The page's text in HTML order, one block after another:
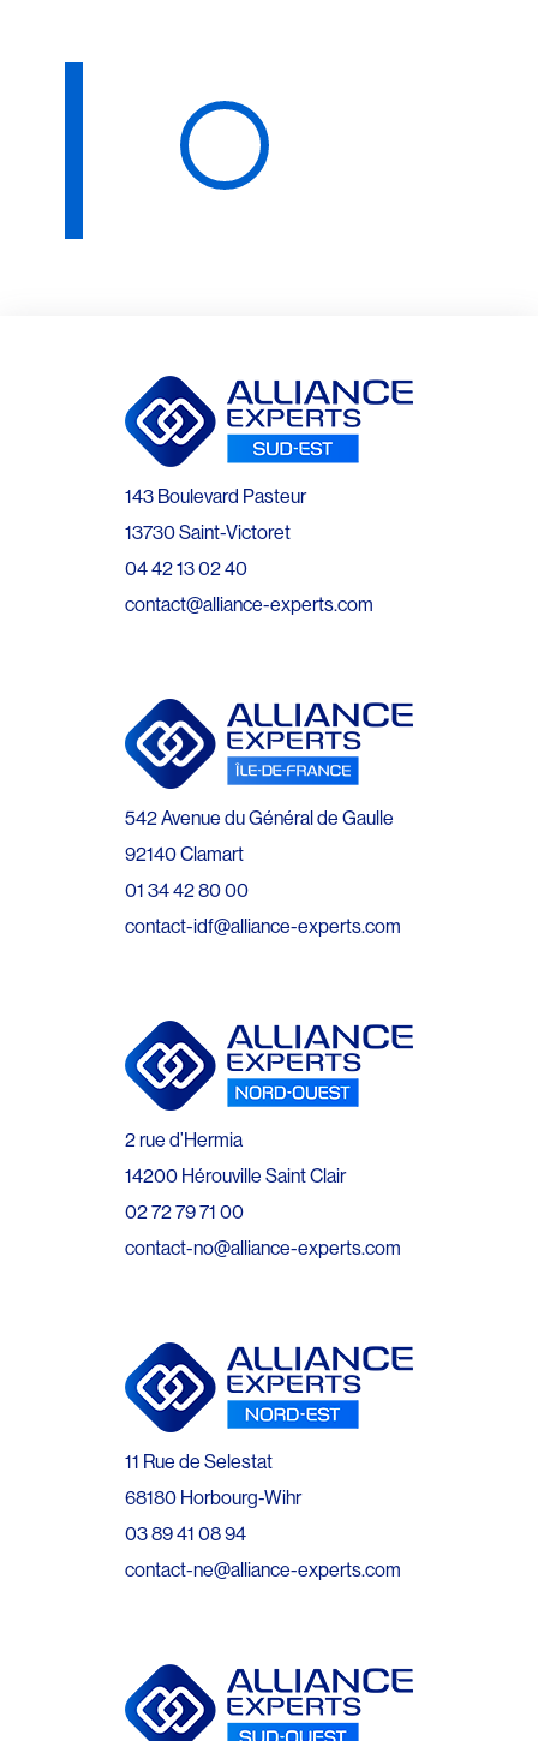
143 Boulevard Pasteur
13730 Saint-Victoret
04 42 13 02 40
contact@alliance-experts.com
542 Avenue du Général de Gaulle
92140 Clamart
01 34 42 80 00
contact-idf@alliance-experts.com
2 rue d’Hermia
14200 Hérouville Saint Clair
02 72 79 71 00
contact-no@alliance-experts.com
11 Rue de Selestat
68180 Horbourg-Wihr
03 89 41 08 94
contact-ne@alliance-experts.com